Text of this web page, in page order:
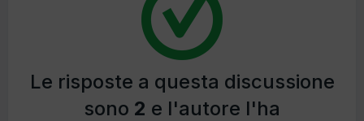
Le risposte a questa discussione
sono 2 e l'autore l'ha